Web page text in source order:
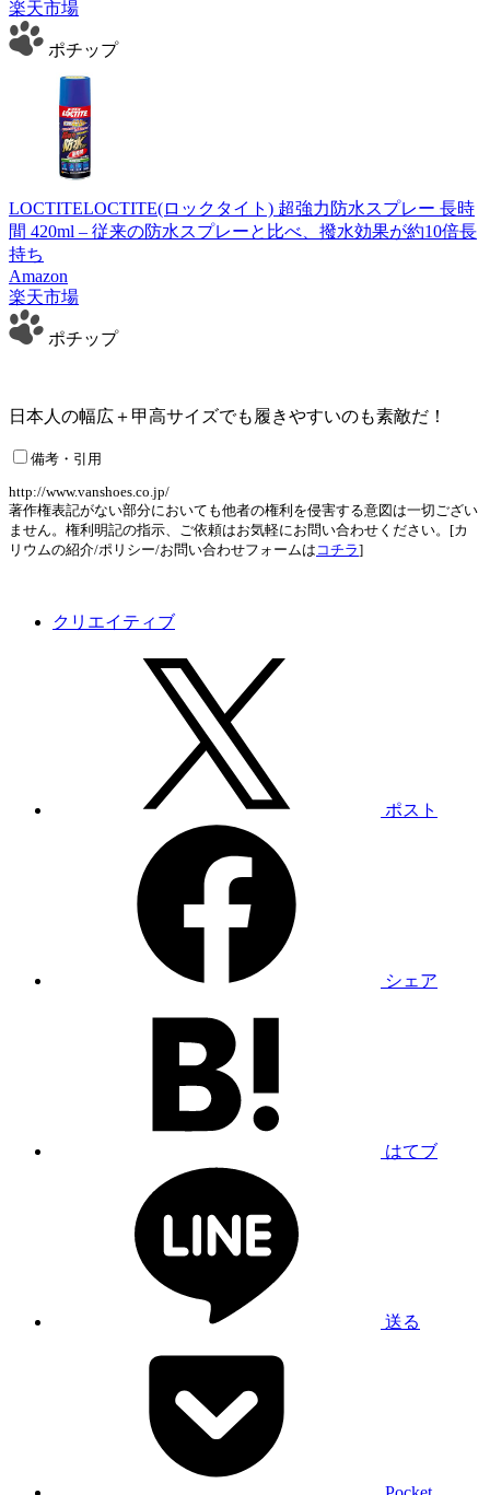
楽天市場
ポチップ
LOCTITELOCTITE(ロックタイト) 超強力防水スプレー 長時
間 420ml – 従来の防水スプレーと比べ、撥水効果が約10倍長
持ち
Amazon
楽天市場
ポチップ
日本人の幅広＋甲高サイズでも履きやすいのも素敵だ！
備考・引用
http://www.vanshoes.co.jp/
著作権表記がない部分においても他者の権利を侵害する意図は一切ござい
ません。権利明記の指示、ご依頼はお気軽にお問い合わせください。[カ
リウムの紹介/ポリシー/お問い合わせフォームは コチラ]
クリエイティブ
ポスト
シェア
はてブ
送る